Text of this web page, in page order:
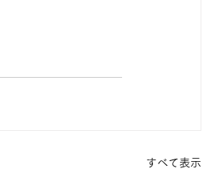
すべて表示